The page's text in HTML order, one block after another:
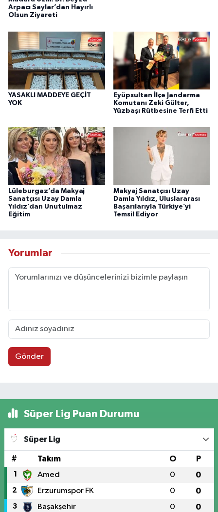
Arpacı Saylar’dan Hayırlı
Olsun Ziyareti
YASAKLI MADDEYE GEÇİT
YOK
Eyüpsultan İlçe Jandarma
Komutanı Zeki Gülter,
Yüzbaşı Rütbesine Terfi Etti
Lüleburgaz’da Makyaj
Sanatçısı Uzay Damla
Yıldız’dan Unutulmaz
Eğitim
Makyaj Sanatçısı Uzay
Damla Yıldız, Uluslararası
Başarılarıyla Türkiye’yi
Temsil Ediyor
Yorumlar
Gönder
Süper Lig Puan Durumu
Süper Lig
# Takım O P
1 Amed 0 0
2 Erzurumspor FK 0 0
3 Başakşehir 0 0